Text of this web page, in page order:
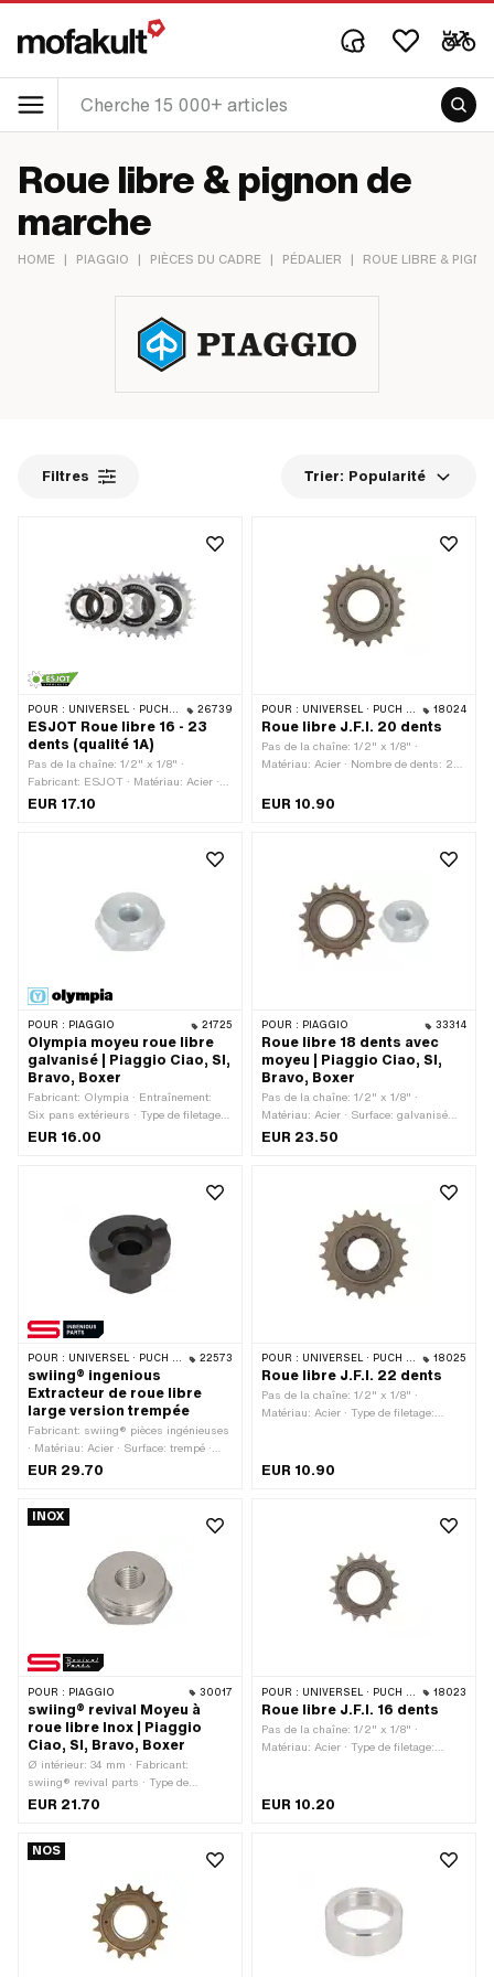
Roue libre & pignon de
marche
HOME | PIAGGIO | PIÈCES DU CADRE | PÉDALIER | ROUE LIBRE &
Filtres Trier: Popularité
POUR : UNIVERSEL · PUCH · SACHS · PONY / CILO (BÊTA 521 & 512) · PIAGGIO 26739
ESJOT Roue libre 16 - 23
dents (qualité 1A)
Pas de la chaîne: 1/2" x 1/8" ·
Fabricant: ESJOT · Matériau: Acier ·
Surface: trempé · Couleur: argent ·
Épaisseur: 15 mm · Type de filetage:
EUR 17.10
POUR : UNIVERSEL · PUCH · SACHS · PONY / CILO (BÊTA 521 & 512) 18024
Roue libre J.F.I. 20 dents
Pas de la chaîne: 1/2" x 1/8" ·
Matériau: Acier · Nombre de dents: 20
24G)
EUR 10.90
POUR : PIAGGIO 21725
Olympia moyeu roue libre
galvanisé | Piaggio Ciao, SI,
Bravo, Boxer
Fabricant: Olympia · Entraînement:
Six pans extérieurs · Type de filetage:
MF14x1.5 (filetage fin)
EUR 16.00
POUR : PIAGGIO 33314
Roue libre 18 dents avec
moyeu | Piaggio Ciao, SI,
Bravo, Boxer
Pas de la chaîne: 1/2" x 1/8" ·
Matériau: Acier · Surface: galvanisé
bleu · Surface: trempé · Nombre de
103631 · Piaggio numéro OEM: 131515
EUR 23.50
POUR : UNIVERSEL · PUCH · SACHS · PONY / CILO (BÊTA 521 & 512) · PIAGGIO 22573
swiing® ingenious
Extracteur de roue libre
large version trempée
Fabricant: swiing® pièces ingénieuses
· Matériau: Acier · Surface: trempé ·
Champ d'application: Outils spéciaux
EUR 29.70
POUR : UNIVERSEL · PUCH · SACHS 18025
Roue libre J.F.I. 22 dents
Pas de la chaîne: 1/2" x 1/8" ·
Matériau: Acier · Type de filetage:
EUR 10.90
INOX
POUR : PIAGGIO 30017
swiing® revival Moyeu à
roue libre Inox | Piaggio
Ciao, SI, Bravo, Boxer
Ø intérieur: 34 mm · Fabricant:
swiing® revival parts · Type de
filetage: MF14x1.5 (filetage fin) ·
(filetage): 14 mm · Diamètre nominal
(filetage): 34.8 mm · Entraînement: Six
pans extérieurs · Filetage extérieur:
FG34.8 (1.37" 24G) · Clé de serrage:
EUR 21.70
POUR : UNIVERSEL · PUCH · SACHS · PONY / CILO (BÊTA 521 & 512) 18023
Roue libre J.F.I. 16 dents
Pas de la chaîne: 1/2" x 1/8" ·
Matériau: Acier · Type de filetage:
EUR 10.20
NOS